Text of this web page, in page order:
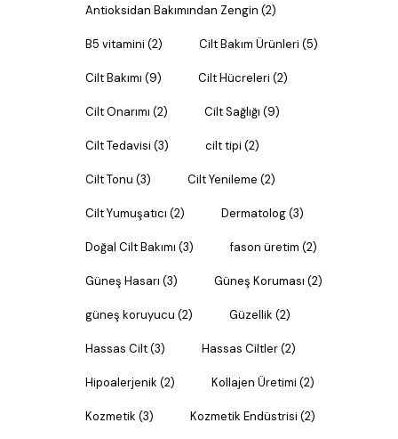
Antioksidan Bakımından Zengin (2)
B5 vitamini (2) Cilt Bakım Ürünleri (5)
Cilt Bakımı (9) Cilt Hücreleri (2)
Cilt Onarımı (2) Cilt Sağlığı (9)
Cilt Tedavisi (3) cilt tipi (2)
Cilt Tonu (3) Cilt Yenileme (2)
Cilt Yumuşatıcı (2) Dermatolog(3)
Doğal Cilt Bakımı (3) fason üretim (2)
Güneş Hasarı (3) Güneş Koruması (2)
güneş koruyucu (2) Güzellik (2)
Hassas Cilt(3) Hassas Ciltler(2)
Hipoalerjenik (2) Kollajen Üretimi (2)
Kozmetik (3) Kozmetik Endüstrisi (2)